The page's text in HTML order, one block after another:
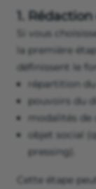
1.
Si vous
la première
définissent le
répartition du
pouvoirs du
modalités de
objet social
pressing).
Cette étape